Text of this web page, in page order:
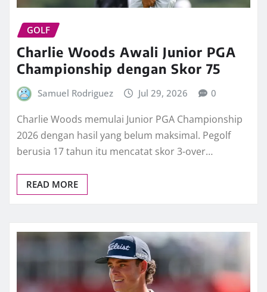
GOLF
Charlie Woods Awali Junior PGA
Championship dengan Skor 75
Samuel Rodriguez Jul 29, 2026 0
Charlie Woods memulai Junior PGA Championship
2026 dengan hasil yang belum maksimal. Pegolf
berusia 17 tahun itu mencatat skor 3-over…
READ MORE